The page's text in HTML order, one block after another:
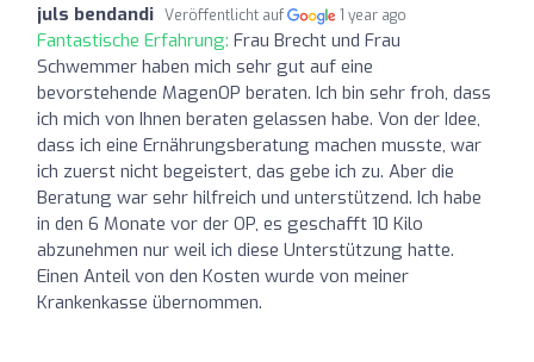
juls bendandi Veröffentlicht auf 1 year ago
Fantastische Erfahrung: Frau Brecht und Frau
Schwemmer haben mich sehr gut auf eine
bevorstehende MagenOP beraten. Ich bin sehr froh, dass
ich mich von Ihnen beraten gelassen habe. Von der Idee,
dass ich eine Ernährungsberatung machen musste, war
ich zuerst nicht begeistert, das gebe ich zu. Aber die
Beratung war sehr hilfreich und unterstützend. Ich habe
in den 6 Monate vor der OP, es geschafft 10 Kilo
abzunehmen nur weil ich diese Unterstützung hatte.
Einen Anteil von den Kosten wurde von meiner
Krankenkasse übernommen.